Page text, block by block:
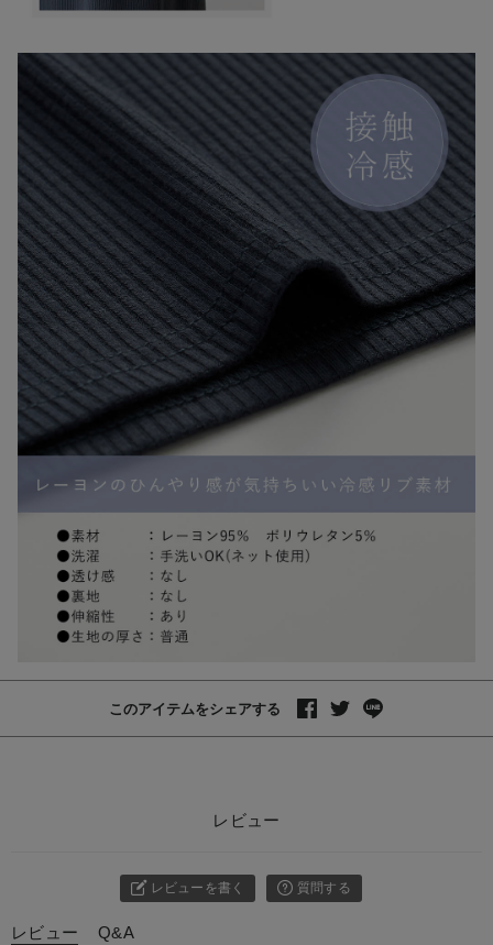
このアイテムをシェアする
レビュー
レビューを書く 質問する
レビュー Q&A